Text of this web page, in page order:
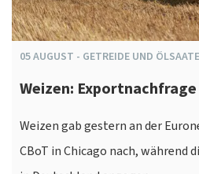
05AUGUST - GETREIDE UND
Weizen:
Weizen gab gestern an der
CBoT in Chicago nach, während